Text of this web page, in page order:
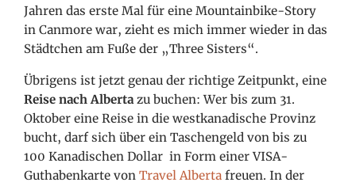
Jahren das erste Mal für eine Mountainbike-Story
in Canmore war, zieht es mich immer wieder in das
Städtchen am Fuße der „Three Sisters“.
Übrigens ist jetzt genau der richtige Zeitpunkt, eine
Reise nach Albertazu buchen: Wer bis zum 31.
Oktober eine Reise in die westkanadische Provinz
bucht, darf sich über ein Taschengeld von bis zu
100 Kanadischen Dollar in Form einerVISA-
Guthabenkarte vonTravel Alberta freuen. In der